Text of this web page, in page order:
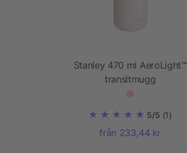
Stanley 470 ml AeroLight™
transitmugg
5/5 (1)
från 233,44 kr